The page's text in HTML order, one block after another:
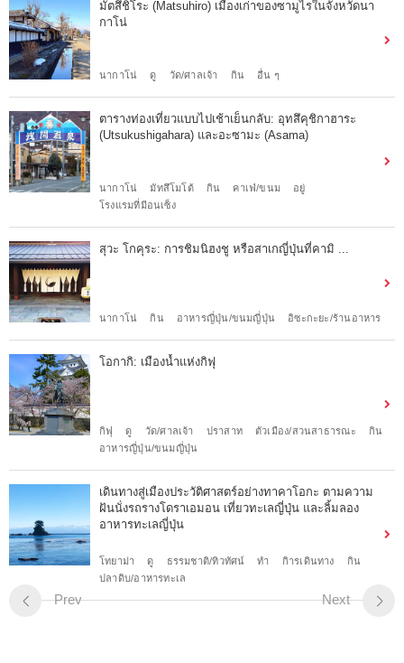
มัตสึชิโระ (Matsuhiro) เมืองเก่าของซามูไรในจังหวัดนา
กาโน่
นากาโน่ ดู วัด/ศาลเจ้า กิน อื่น ๆ
ตารางท่องเที่ยวแบบไปเช้าเย็นกลับ: อุทสึคุชิกาฮาระ
(Utsukushigahara) และอะซามะ (Asama)
นากาโน่ มัทสึโมโต้ กิน คาเฟ่/ขนม
อยู่
โรงแรมที่มีอนเซ็ง
สุวะ โกคุระ: การชิมนิฮงชู หรือสาเกญี่ปุ่นที่คามิ ...
นากาโน่ กิน อาหารญี่ปุ่น/ขนมญี่ปุ่น อิซะกะยะ/ร้านอาหาร
โอกากิ: เมืองน้ำแห่งกิฟุ
กิฟุ ดู วัด/ศาลเจ้า ปราสาท ตัวเมือง/สวนสาธารณะ
กิน
อาหารญี่ปุ่น/ขนมญี่ปุ่น
เดินทางสู่เมืองประวัติศาสตร์อย่างทาคาโอกะ ตามความ
ฝันนั่งรถรางโดราเอมอน เที่ยวทะเลญี่ปุ่น และลิ้มลอง
อาหารทะเลญี่ปุ่น
โทยาม่า ดู ธรรมชาติ/ทิวทัศน์ ทำ กิารเดินทาง
กิน
ปลาดิบ/อาหารทะเล
Prev Next